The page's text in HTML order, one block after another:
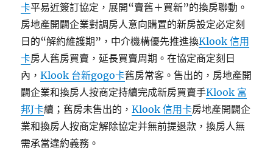
卡平易近簽訂協定，展開“賣舊＋買新”的換房聯動。
房地產開闢企業對調房人意向購置的新房設定必定刻
日的“解約維護期”，中介機構優先推進換Klook 信用
卡房人舊房買賣，延長買賣周期。在協定商定刻日
內，Klook 台新gogo卡舊房常客。售出的，房地產開
闢企業和換房人按商定持續完成新房買賣手Klook 富
邦J卡續；舊房未售出的，Klook 信用卡房地產開闢企
業和換房人按商定解除協定并無前提退款，換房人無
需承當違約義務。